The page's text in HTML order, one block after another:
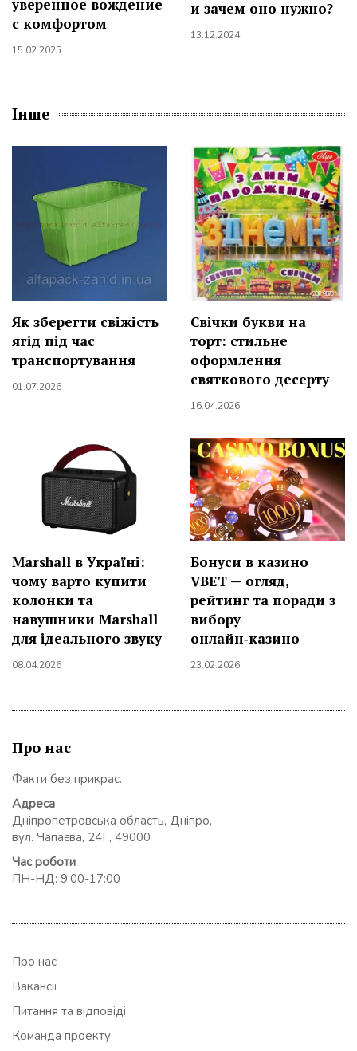
уверенное вождение
с комфортом
15.02.2025
и зачем оно нужно?
13.12.2024
Інше
Як зберегти свіжість
ягід під час
транспортування
01.07.2026
Свічки букви на
торт: стильне
оформлення
святкового десерту
16.04.2026
Marshall в Україні:
чому варто купити
колонки та
навушники Marshall
для ідеального звуку
08.04.2026
Бонуси в казино
VBET — огляд,
рейтинг та поради з
вибору
онлайн‑казино
23.02.2026
Про нас
Факти без прикрас.
Адреса
Дніпропетровська область, Дніпро,
вул. Чапаєва, 24Г, 49000
Час роботи
ПН-НД: 9:00-17:00
Про нас
Вакансії
Питання та відповіді
Команда проекту